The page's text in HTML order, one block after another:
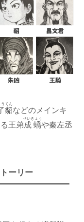
貂
うてん
などのメインキ
王弟成蟜
せいきょう
や秦左丞
ーリー